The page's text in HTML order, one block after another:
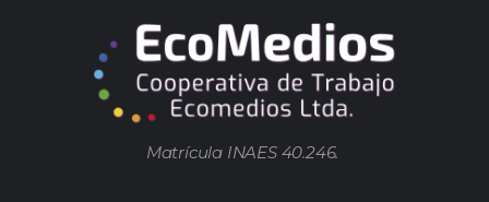
Matrícula INAES 40.246.